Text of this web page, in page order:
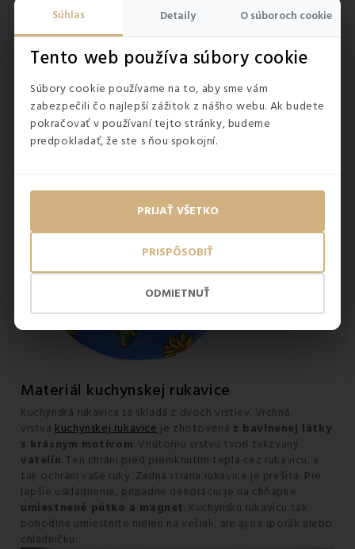
Súhlas Detaily O súboroch cookie
Tento web používa súbory cookie
Súbory cookie používame na to, aby sme vám
zabezpečili čo najlepší zážitok z nášho webu. Ak budete
pokračovať v používaní tejto stránky, budeme
predpokladať, že ste s ňou spokojní.
ODMIETNUŤ
PRISPÔSOBIŤ
PRIJAŤ VŠETKO
Materiál kuchynskej rukavice
Kuchynská rukavica sa skladá z dvoch vrstiev. Vrchná
vrstvakuchynskej rukaviceje zhotovená z bavlnenej látky
s krásnym motívom. Vnútornú vrstvu tvorí takzvaný
vatelín. Ten chráni pred preniknutím tepla cez rukavicu, a
tak ochráni vaše ruky. Zadná strana rukavice je prešitá. Pre
lepšie uskladnenie, prípadne dekoráciu je na chňapke
umiestnené pútko a magnet. Kuchynskú rukavicu tak
pohodlne umiestníte nielen na vešiak, ale aj na sporák alebo
chladničku.